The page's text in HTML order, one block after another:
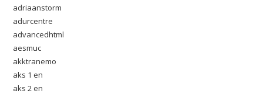
adriaanstorm
adurcentre
advancedhtml
aesmuc
akktranemo
aks 1 en
aks 2 en